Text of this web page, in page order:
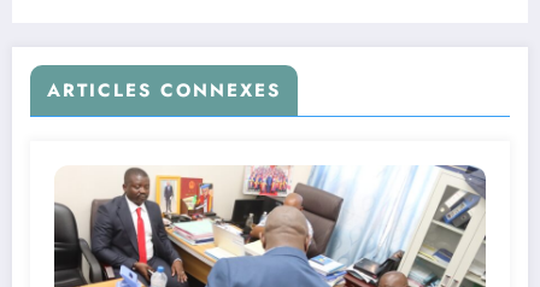
ARTICLES CONNEXES